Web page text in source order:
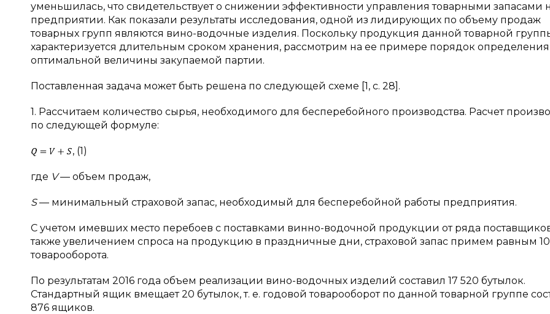
уменьшилась, что свидетельствует о снижении эффективности управления товарными запасами
предприятии. Как показали результаты исследования, одной из лидирующих по объему продаж
товарных групп являются вино-водочные изделия. Поскольку продукция данной товарной
характеризуется длительным сроком хранения, рассмотрим на ее примере порядок определения
оптимальной величины закупаемой партии.
Поставленная задача может быть решена по следующей схеме [1, c. 28].
1. Рассчитаем количество сырья, необходимого для бесперебойного производства. Расчет
по следующей формуле:
, (1)
где V— объем продаж,
S— минимальный страховой запас, необходимый для бесперебойной работы предприятия.
С учетом имевших место перебоев с поставками винно-водочной продукции от ряда
также увеличением спроса на продукцию в праздничные дни, страховой запас примем равным 10
товарооборота.
По результатам 2016 года объем реализации вино-водочных изделий составил 17 520 бутылок.
Стандартный ящик вмещает 20 бутылок, т. е. годовой товарооборот по данной товарной группе
876 ящиков.